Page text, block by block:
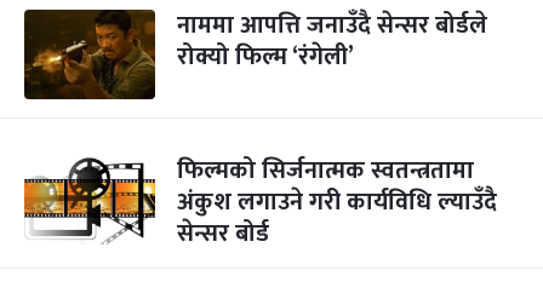
नाममा आपत्ति जनाउँदै सेन्सर बोर्डले
रोक्यो फिल्म ‘रंगेली’
फिल्मको सिर्जनात्मक स्वतन्त्रतामा
अंकुश लगाउने गरी कार्यविधि ल्याउँदै
सेन्सर बोर्ड